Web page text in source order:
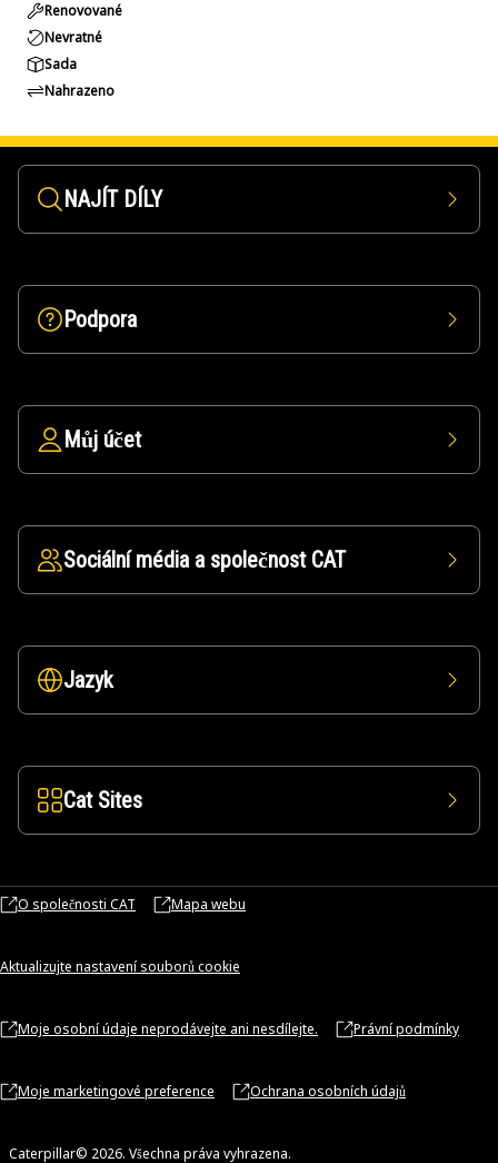
Renovované
Nevratné
Sada
Nahrazeno
NAJÍT DÍLY
Podpora
Můj účet
Sociální média a společnost CAT
Jazyk
Cat Sites
O společnosti CAT Mapa webu
Aktualizujte nastavení souborů cookie
Moje osobní údaje neprodávejte ani nesdílejte. Právní podmínky
Moje marketingové preference Ochrana osobních údajů
Caterpillar© 2026. Všechna práva vyhrazena.